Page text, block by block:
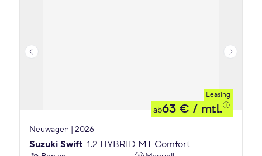
Leasing
ab63 € / mtl.
Neuwagen | 2026
Suzuki Swift 1.2 HYBRID MT Comfort